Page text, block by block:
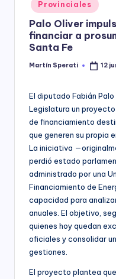
y
in
Provinciales
Palo Oliver
financiar a
Santa Fe
Posted
Martín Sperati 12
El diputado Fabián
Legislatura un
de financiamiento
que generen su propia
La iniciativa
perdió estado
administrado por una
Financiamiento de
capacidad para
anuales. El objetivo,
quienes hoy quedan
oficiales y consolidar
gestiones.
El proyecto plantea